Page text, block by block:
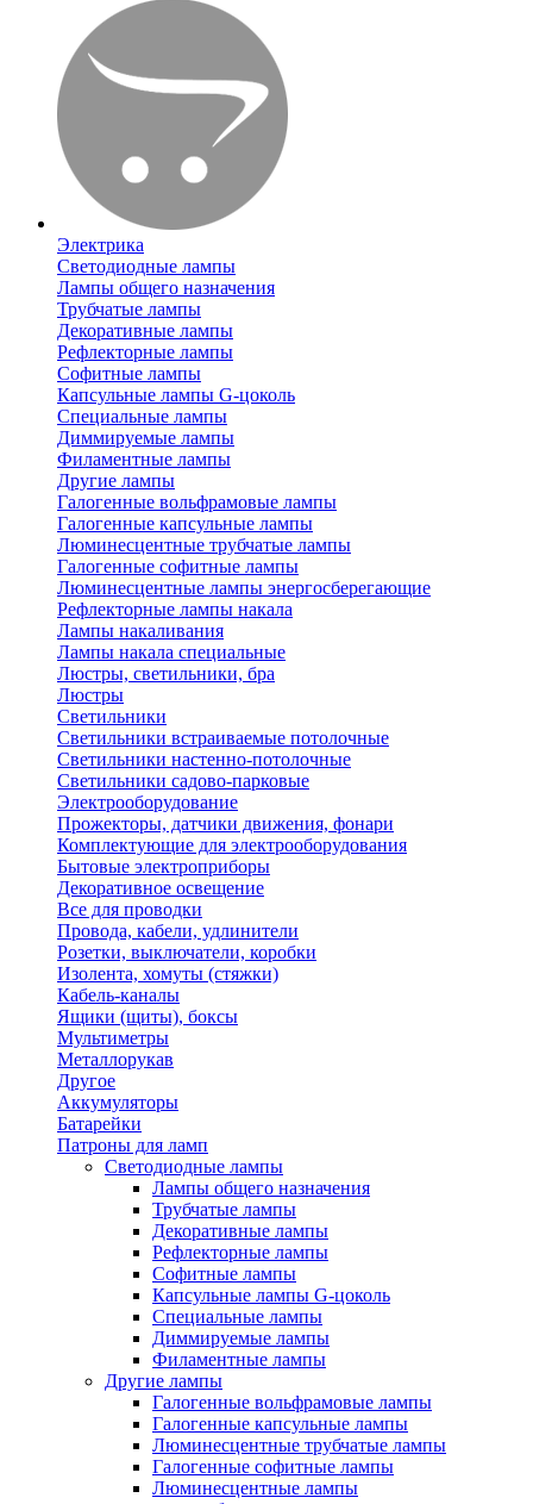
Электрика
Светодиодные лампы
Лампы общего назначения
Трубчатые лампы
Декоративные лампы
Рефлекторные лампы
Софитные лампы
Капсульные лампы G-цоколь
Специальные лампы
Диммируемые лампы
Филаментные лампы
Другие лампы
Галогенные вольфрамовые лампы
Галогенные капсульные лампы
Люминесцентные трубчатые лампы
Галогенные софитные лампы
Люминесцентные лампы энергосберегающие
Рефлекторные лампы накала
Лампы накаливания
Лампы накала специальные
Люстры, светильники, бра
Люстры
Светильники
Светильники встраиваемые потолочные
Светильники настенно-потолочные
Светильники садово-парковые
Электрооборудование
Прожекторы, датчики движения, фонари
Комплектующие для электрооборудования
Бытовые электроприборы
Декоративное освещение
Все для проводки
Провода, кабели, удлинители
Розетки, выключатели, коробки
Изолента, хомуты (стяжки)
Кабель-каналы
Ящики (щиты), боксы
Мультиметры
Металлорукав
Другое
Аккумуляторы
Батарейки
Патроны для ламп
Светодиодные лампы
Лампы общего назначения
Трубчатые лампы
Декоративные лампы
Рефлекторные лампы
Софитные лампы
Капсульные лампы G-цоколь
Специальные лампы
Диммируемые лампы
Филаментные лампы
Другие лампы
Галогенные вольфрамовые лампы
Галогенные капсульные лампы
Люминесцентные трубчатые лампы
Галогенные софитные лампы
Люминесцентные лампы